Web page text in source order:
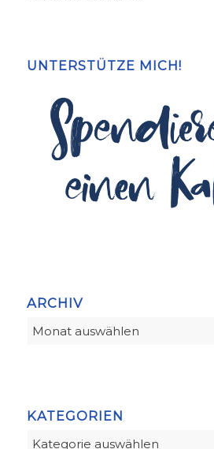
UNTERSTÜTZE MICH!
ARCHIV
KATEGORIEN
Kategorien